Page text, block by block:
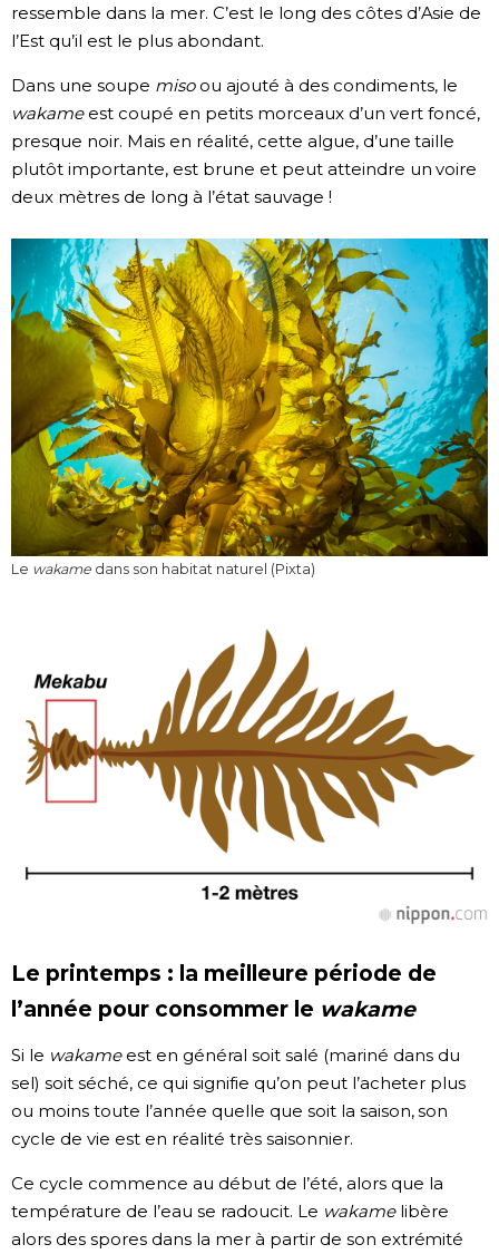
Vidéos
Tokyo
ressemble dans la mer. C’est le long des côtes d’Asie de
l’Est qu’il est le plus abondant.
Dans une soupe misoou ajouté à des condiments, le
wakameest coupé en petits morceaux d’un vert foncé,
presque noir. Mais en réalité, cette algue, d’une taille
plutôt importante, est brune et peut atteindre un voire
deux mètres de long à l’état sauvage !
Le wakamedans son habitat naturel (Pixta)
Le printemps : la meilleure période de
l’année pour consommer le wakame
Si le wakameest en général soit salé (mariné dans du
sel) soit séché, ce qui signifie qu’on peut l’acheter plus
ou moins toute l’année quelle que soit la saison, son
cycle de vie est en réalité très saisonnier.
Ce cycle commence au début de l’été, alors que la
température de l’eau se radoucit. Le wakamelibère
alors des spores dans la mer à partir de son extrémité